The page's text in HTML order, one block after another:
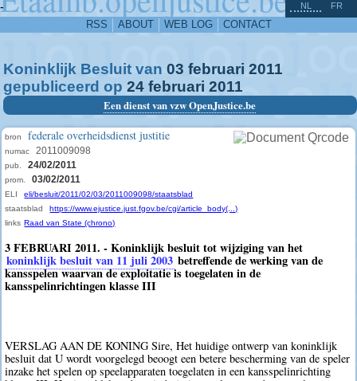
-
RSS ABOUT WEB LOG CONTACT
NL FR
Koninklijk Besluit van 03 februari 2011
gepubliceerd op 24 februari 2011
Een dienst van vzw OpenJustice.be
bron federale overheidsdienst justitie
numac 2011009098
pub. 24/02/2011
prom. 03/02/2011
ELI
eli/besluit/2011/02/03/2011009098/staatsblad
staatsblad
https://www.ejustice.just.fgov.be/cgi/article_body(...)
links Raad van State (chrono)
3 FEBRUARI 2011. - Koninklijk besluit tot wijziging van het
koninklijk besluit van 11 juli 2003 betreffende de werking van de
kansspelen waarvan de exploitatie is toegelaten in de
kansspelinrichtingen klasse III
VERSLAG AAN DE KONING Sire, Het huidige ontwerp van koninklijk
besluit dat U wordt voorgelegd beoogt een betere bescherming van de speler
inzake het spelen op speelapparaten toegelaten in een kansspelinrichting
^